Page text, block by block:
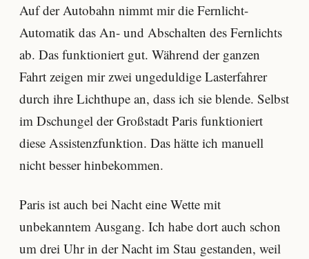
Auf der Autobahn nimmt mir die Fernlicht-
Automatik das An- und Abschalten des Fernlichts
ab. Das funktioniert gut. Während der ganzen
Fahrt zeigen mir zwei ungeduldige Lasterfahrer
durch ihre Lichthupe an, dass ich sie blende. Selbst
im Dschungel der Großstadt Paris funktioniert
diese Assistenzfunktion. Das hätte ich manuell
nicht besser hinbekommen.
Paris ist auch bei Nacht eine Wette mit
unbekanntem Ausgang. Ich habe dort auch schon
um drei Uhr in der Nacht im Stau gestanden, weil